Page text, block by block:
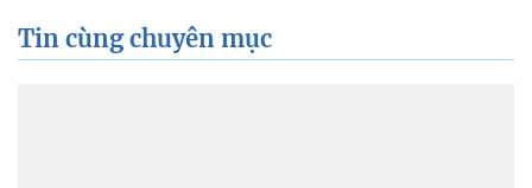
Tin cùng chuyên mục